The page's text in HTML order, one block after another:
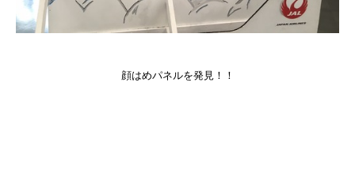
顔はめパネルを発見！！